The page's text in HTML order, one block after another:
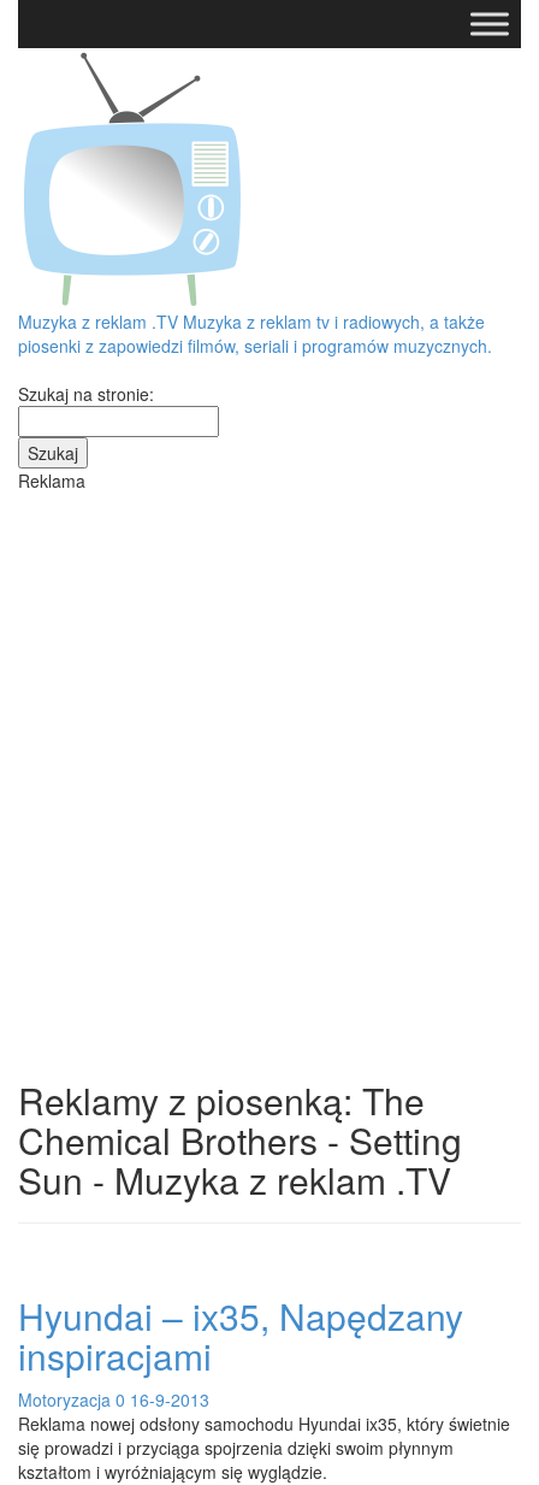
Muzyka z reklam .TV Muzyka z reklam tv i radiowych, a także
piosenki z zapowiedzi filmów, seriali i programów muzycznych.
Szukaj na stronie:
Reklama
Reklamy z piosenką: The
Chemical Brothers - Setting
Sun - Muzyka z reklam .TV
Hyundai – ix35, Napędzany
inspiracjami
Motoryzacja 0 16-9-2013
Reklama nowej odsłony samochodu Hyundai ix35, który świetnie
się prowadzi i przyciąga spojrzenia dzięki swoim płynnym
kształtom i wyróżniającym się wyglądzie.